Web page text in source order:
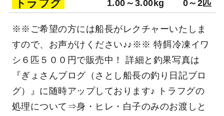
トラフグ 1.00～3.00kg 0～2匹
※※ご希望の方には船長がレクチャーいたしま
すので、お声がけください♪♪※※ 特餌冷凍イワ
シ６匹５００円で販売中！ 詳細と釣果写真は
『ぎょさんブログ（さとし船長の釣り日記ブロ
グ）』に随時アップしております♪ トラフグの
処理について⇒身・ヒレ・白子のみのお渡しと